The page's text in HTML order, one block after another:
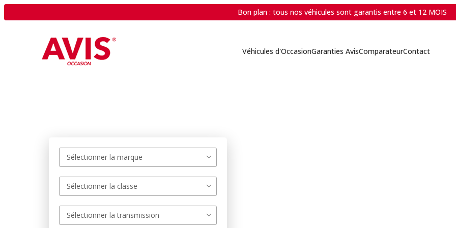
Bon plan : tous nos véhicules sont garantis entre 6 et 12 MOIS
Véhicules d'OccasionGaranties AvisComparateurContact
Sélectionner la marque
Sélectionner la classe
Sélectionner la transmission